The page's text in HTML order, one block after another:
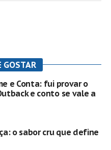
GOSTAR
e Conta: fui provar o
e conto se vale a
o sabor cru que define